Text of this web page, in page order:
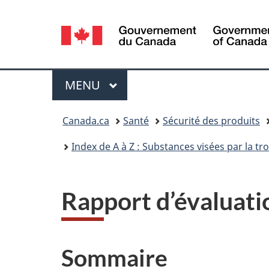
Sélection
de
la
langue
Menu
MENU PRINCIPAL
Canada.ca Santé Sécurité des produits
Index de A à Z : Substances visées par la
Rapport
Sommaire